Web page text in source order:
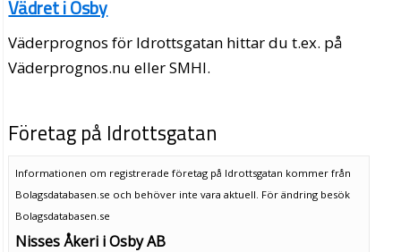
Vädret i Osby
Väderprognos för Idrottsgatan hittar du t.ex. på
Väderprognos.nu eller SMHI.
Företag på Idrottsgatan
Informationen om registrerade företag på Idrottsgatan kommer från
Bolagsdatabasen.se och behöver inte vara aktuell. För ändring besök
Bolagsdatabasen.se
Nisses Åkeri i Osby AB